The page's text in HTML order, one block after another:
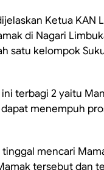
Ketua KAN
di Nagari
satu kelompok
terbagi 2 yaitu
menempuh
mencari
tersebut dan